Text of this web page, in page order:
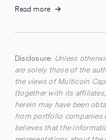
Read more
Disclosure: Unless
are solely those of the
the views of Multicoin
(together with its
herein may have been
from portfolio companies
believes that the